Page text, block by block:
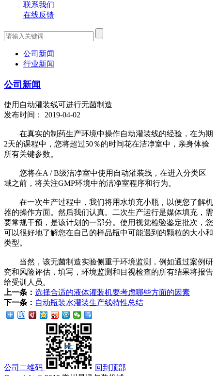
联系我们
在线反馈
公司新闻
行业新闻
公司新闻
使用自动灌装线可进行无菌制造
发布时间： 2019-04-02
在真实的制药生产环境中操作自动灌装线的经验，在为期
2天的课程中，您将超过50％的时间花在洁净室中，亲身体验
所有关键参数。
您将在A / B级洁净室中使用自动灌装线，在进入分类区
域之前，将关注GMP环境中的洁净室程序和行为。
在一次生产过程中，我们将用水填充小瓶，以便您了解机
器的操作方面。然后我们认真。二次生产运行是媒体填充，需
要常规干预，是该计划的一部分。使用视觉检验鉴定批次，您
可以很好地了解您在自己的样品瓶中可能遇到的颗粒的大小和
类型。
当然，该无菌制造实验侧重于环境监测，例如通过案例研
究和风险评估，填写，环境监测和目视检查的所有结果将报告
给受训人员。
上一条： 选择合适的液体灌装机要考虑哪些方面的因素
下一条： 自动瓶装水灌装生产线特性总结
公司二维码
回到顶部